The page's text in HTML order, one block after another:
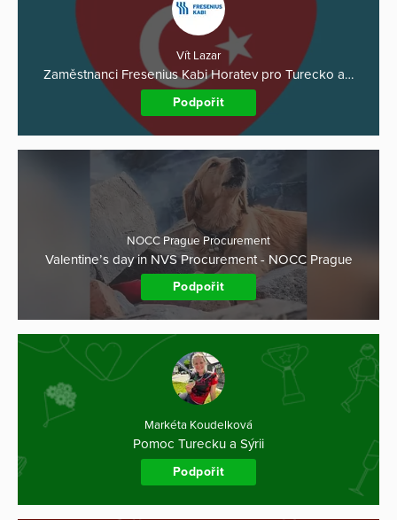
Vít Lazar
Zaměstnanci Fresenius Kabi Horatev pro Turecko a…
Podpořit
NOCC Prague Procurement
Valentine’s day in NVS Procurement - NOCC Prague
Podpořit
Markéta Koudelková
Pomoc Turecku a Sýrii
Podpořit